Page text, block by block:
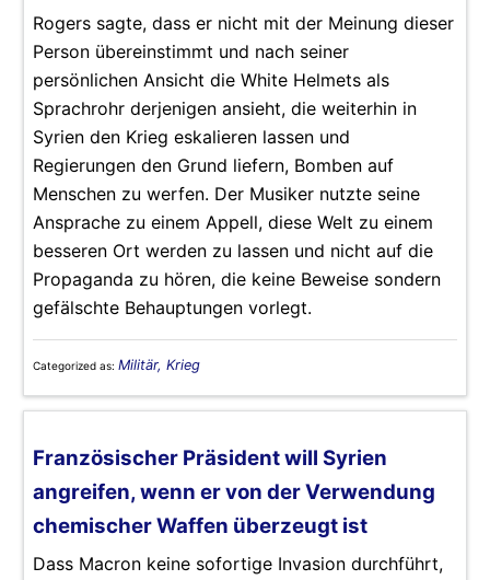
Rogers sagte, dass er nicht mit der Meinung dieser
Person übereinstimmt und nach seiner
persönlichen Ansicht die White Helmets als
Sprachrohr derjenigen ansieht, die weiterhin in
Syrien den Krieg eskalieren lassen und
Regierungen den Grund liefern, Bomben auf
Menschen zu werfen. Der Musiker nutzte seine
Ansprache zu einem Appell, diese Welt zu einem
besseren Ort werden zu lassen und nicht auf die
Propaganda zu hören, die keine Beweise sondern
gefälschte Behauptungen vorlegt.
Categorized as: Militär, Krieg
Französischer Präsident will Syrien
angreifen, wenn er von der Verwendung
chemischer Waffen überzeugt ist
Dass Macron keine sofortige Invasion durchführt,